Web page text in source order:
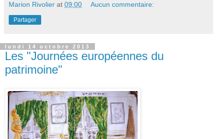
Marion Rivolier at 09:00 Aucun commentaire:
Partager
lundi 14 octobre 2013
Les "Journées européennes du
patrimoine"